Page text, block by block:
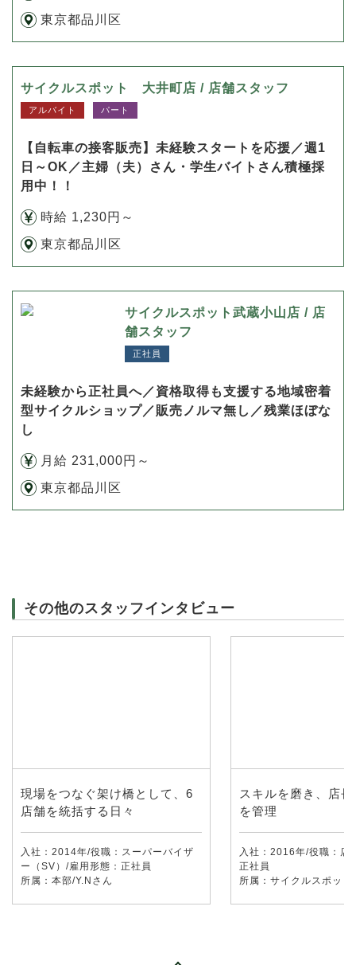
東京都品川区
サイクルスポット 大井町店 / 店舗スタッフ
アルバイト パート
【自転車の接客販売】未経験スタートを応援／週1
日～OK／主婦（夫）さん・学生バイトさん積極採
用中！！
時給 1,230円～
東京都品川区
サイクルスポット武蔵小山店 / 店
舗スタッフ
正社員
未経験から正社員へ／資格取得も支援する地域密着
型サイクルショップ／販売ノルマ無し／残業ほぼな
し
月給 231,000円～
東京都品川区
その他のスタッフインタビュー
現場をつなぐ架け橋として、6
店舗を統括する日々
入社：2014年/役職：スーパーバイザ
ー（SV）/雇用形態：正社員
所属：本部/Y.Nさん
スキルを磨き、店
を管理
入社：2016年/役職：店
正社員
所属：サイクルスポッ